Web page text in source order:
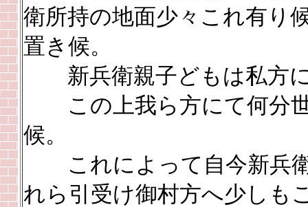
衛所持の地面少々これ有り
置き候。
新兵衛親子どもは私方に
この上我ら方にて何分世
候。
これによって自今新兵衛
れら引受け御村方へ少しも